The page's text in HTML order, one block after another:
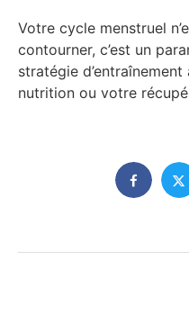
Votre cycle menstruel
contourner, c’est un
stratégie
nutrition ou votre